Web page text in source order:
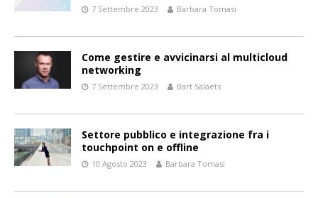
7 Settembre 2023 Barbara Tomasi
Come gestire e avvicinarsi al multicloud
networking
7 Settembre 2023 Bart Salaets
Settore pubblico e integrazione fra i
touchpoint on e offline
10 Agosto 2023 Barbara Tomasi